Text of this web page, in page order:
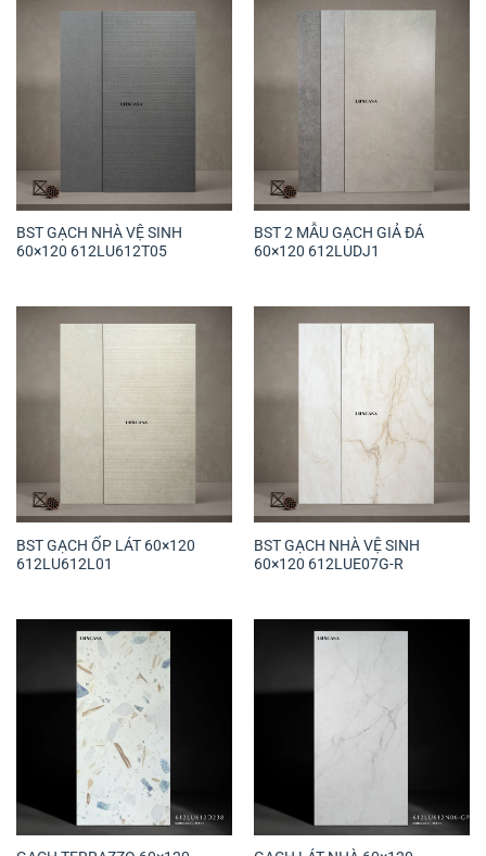
BST GẠCH NHÀ VỆ SINH
60×120 612LU612T05
BST 2 MẪU GẠCH GIẢ ĐÁ
60×120 612LUDJ1
BST GẠCH ỐP LÁT 60×120
612LU612L01
BST GẠCH NHÀ VỆ SINH
60×120 612LUE07G-R